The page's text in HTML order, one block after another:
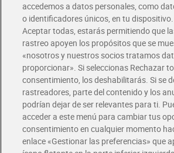
Envío gratis por compras superiores a 100€
Envío estandar por 4,99€
Glovo y Uber Eats
Solicita tu factura de Glovo o Uber Eats
Únete al CLUB Dia
Disfruta las ventajas y ofertas exclusivas.
Descárgate la APP Dia
accedemos a datos personales, como
o identificadores únicos, en tu
Aceptar todas, estarás permitiendo que
rastreo apoyen los propósitos que se
«nosotros y nuestros socios tratamos
proporcionar». Si seleccionas Rechazar
consentimiento, los deshabilitarás. Si se
rastreadores, parte del contenido y los
podrían dejar de ser relevantes para ti.
acceder a este menú para cambiar tus
consentimiento en cualquier momento
enlace «Gestionar las preferencias» que